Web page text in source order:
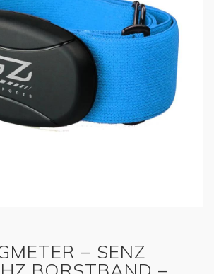
– SENZ